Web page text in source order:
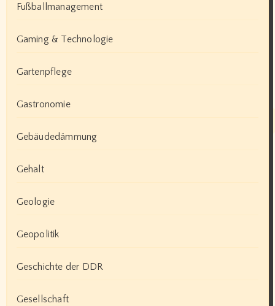
Fußballmanagement
Gaming & Technologie
Gartenpflege
Gastronomie
Gebäudedämmung
Gehalt
Geologie
Geopolitik
Geschichte der DDR
Gesellschaft